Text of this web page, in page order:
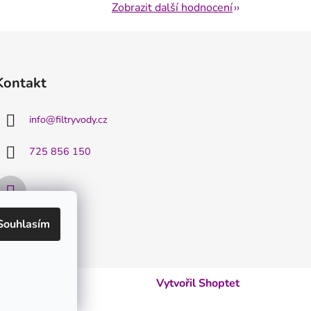
Zobrazit další hodnocení
info@filtryvody.cz
725 856 150
Vytvořil Shoptet